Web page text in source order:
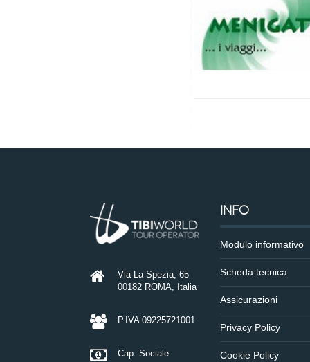
Via La Spezia, 65
00182 ROMA, Italia
P.IVA 09225721001
Cap. Sociale
INFO
Modulo informativo
Scheda tecnica
Assicurazioni
Privacy Policy
Cookie Policy